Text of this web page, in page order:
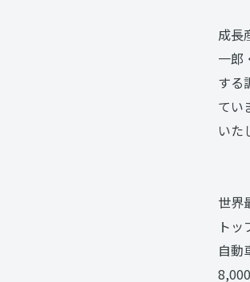
成長
一郎
する
てい
いた
世界
トッ
自動